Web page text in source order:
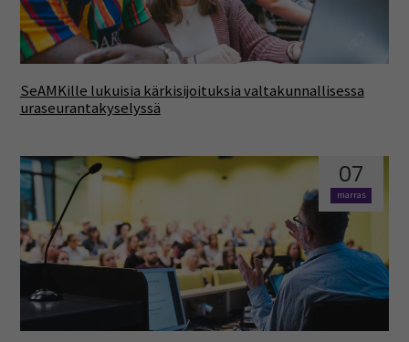
SeAMKille lukuisia kärkisijoituksia valtakunnallisessa
uraseurantakyselyssä
07
marras